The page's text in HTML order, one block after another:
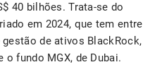
40 bilhões. Trata-se do
em 2024, que tem entre
de ativos BlackRock,
o fundo MGX, de Dubai.